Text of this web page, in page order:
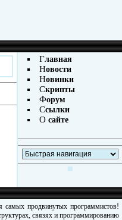
Главная
Новости
Новинки
Скрипты
Форум
Ссылки
Осайте
самых продвинутых программистов!
связях и программированию